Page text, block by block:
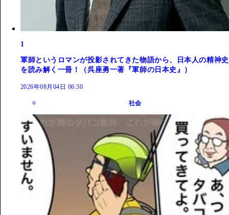
1
軍師というロマンが投影されてきた物語から、日本人の精神史
を読み解く一冊！（呉座勇一著『軍師の日本史』）
2026年08月04日 06:30
社会